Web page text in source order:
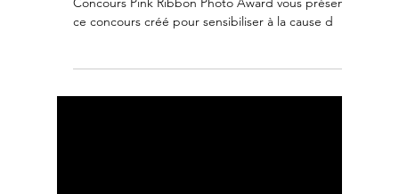
Priscilla G., finaliste de la 7ème édition du